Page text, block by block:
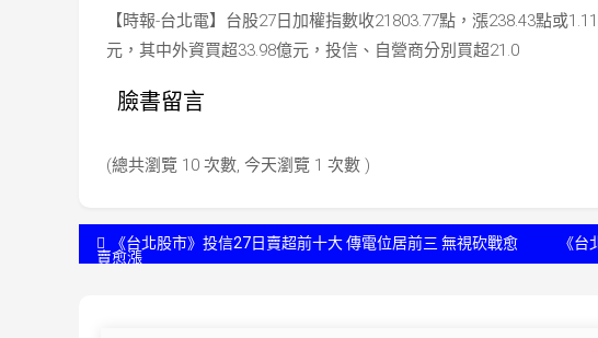
【時報-台北電】台股27日加權指數收21803.77點，漲238.43點或
元，其中外資買超33.98億元，投信、自營商分別買超21.0
臉書留言
(總共瀏覽 10 次數, 今天瀏覽 1 次數 )
文 《台北股市》投信27日賣超前十大 傳電位居前三 無視砍戰愈
賣愈漲
《